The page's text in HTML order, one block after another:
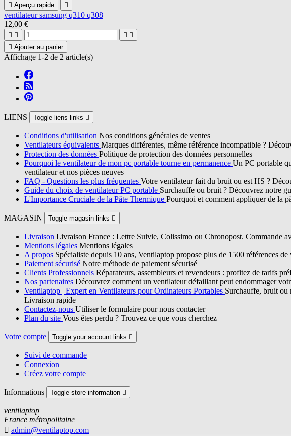
 Aperçu rapide 
ventilateur samsung q310 q308
12,00 €
   
 Ajouter au panier
Affichage 1-2 de 2 article(s)
LIENS Toggle liens links 
Conditions d'utilisation Nos conditions générales de ventes
Ventilateurs équivalents Marques différentes, même référence incompatible ?
Protection des données Politique de protection des données personnelles
Pourquoi le ventilateur de mon pc portable tourne en permanence Un PC portable
ventilateur et nos pièces neuves
FAQ - Questions les plus fréquentes Votre ventilateur fait du bruit ou est HS ?
Guide du choix de ventilateur PC portable Surchauffe ou bruit ? Découvrez notre
L'Importance Cruciale de la Pâte Thermique Pourquoi et comment appliquer de la
MAGASIN Toggle magasin links 
Livraison Livraison France : Lettre Suivie, Colissimo ou Chronopost. Commande
Mentions légales Mentions légales
A propos Spécialiste depuis 10 ans, Ventilaptop propose plus de 1500 références
Paiement sécurisé Notre méthode de paiement sécurisé
Clients Professionnels Réparateurs, assembleurs et revendeurs : profitez de tarifs
Nos partenaires Découvrez comment un ventilateur défaillant peut endommager
Ventilaptop | Expert en Ventilateurs pour Ordinateurs Portables Surchauffe, bruit ou
Livraison rapide
Contactez-nous Utiliser le formulaire pour nous contacter
Plan du site Vous êtes perdu ? Trouvez ce que vous cherchez
Votre compte Toggle your account links 
Suivi de commande
Connexion
Créez votre compte
Informations Toggle store information 
ventilaptop
France métropolitaine
 admin@ventilaptop.com